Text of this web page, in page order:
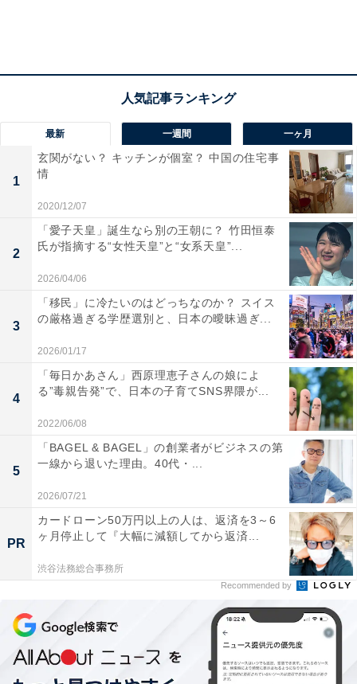
「バランスがよく、子どもが好きな食事を用意するこ
と。そして少しでも睡眠の質が上がれば……という思い
で、お店でいちばん値段の高いマットレスを購入しまし
た。受験が終わった今でもずっと、家族でいちばんの高
級マットレスに寝ているのは息子です（笑）」
「心折れそうなときは、本当に、何度も何度も志望校に
足を運びました。この学校に通うんだ、合格するんだ、
というイメージを持ってもらえたらと思い、志望校の写
真を家じゅうのあちこちに貼りまくって。1月30日と31
日は、第一志望、第二志望の学校に家族全員で行き、士
気を高めました」
最新 一週間 一ヶ月
1
玄関がない？ キッチンが個室？ 中国の住宅事
情
2020/12/07
2
「愛子天皇」誕生なら別の王朝に？ 竹田恒泰
氏が指摘する“女性天皇”と“女系天皇”...
2026/04/06
3
「移民」に冷たいのはどっちなのか？ スイス
の厳格過ぎる学歴選別と、日本の曖昧過ぎ...
2026/01/17
4
「毎日かあさん」西原理恵子さんの娘によ
る”毒親告発”で、日本の子育てSNS界隈が...
2022/06/08
5
「BAGEL & BAGEL」の創業者がビジネスの第
一線から退いた理由。40代・...
2026/07/21
PR
カードローン50万円以上の人は、返済を3～6
ヶ月停止して『大幅に減額してから返済...
渋谷法務総合事務所
Recommended by